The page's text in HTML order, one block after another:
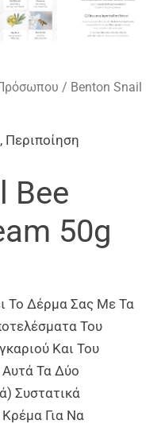
/ Benton Snail
, Περιποίηση
Bee
50g
Το Δέρμα Σας Με Τα
Του
Και Του
Τα Δύο
Συστατικά
Για Να